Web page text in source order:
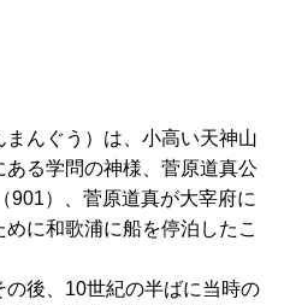
んぐう）は、小高い天神山
る学問の神様、菅原道真公
901）、菅原道真が大宰府に
に和歌浦に船を停泊したこ
後、10世紀の半ばに当時の